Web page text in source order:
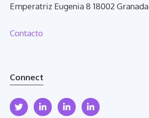
Emperatriz Eugenia 8 18002 Granada
Contacto
Connect